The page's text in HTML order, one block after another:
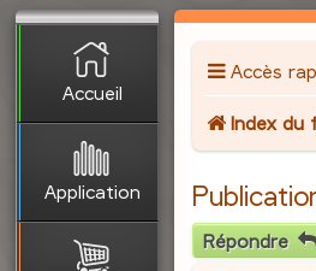
Accueil
Application
Accès
Index du
Répondre